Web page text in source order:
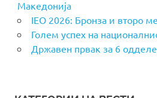
Македонија
IEO 2026: Бронза и второ
Голем успех на
Државен првак за 6